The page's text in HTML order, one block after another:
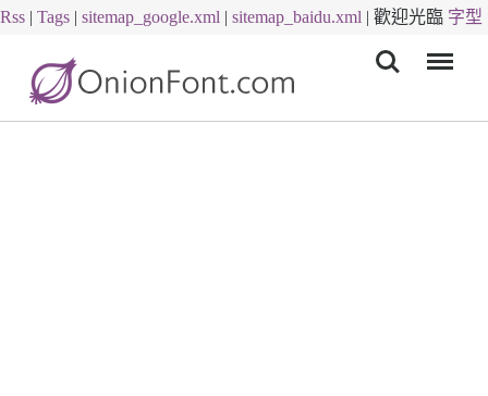
Rss | Tags | sitemap_google.xml | sitemap_baidu.xml | 歡迎光臨 字型